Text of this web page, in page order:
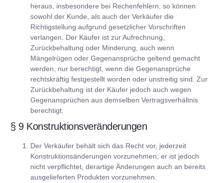
heraus, insbesondere bei Rechenfehlern, so können
sowohl der Kunde, als auch der Verkäufer die
Richtigstellung aufgrund gesetzlicher Vorschriften
verlangen. Der Käufer ist zur Aufrechnung,
Zurückbehaltung oder Minderung, auch wenn
Mängelrügen oder Gegenansprüche geltend gemacht
werden, nur berechtigt, wenn die Gegenansprüche
rechtskräftig festgestellt worden oder unstreitig sind. Zur
Zurückbehaltung ist der Käufer jedoch auch wegen
Gegenansprüchen aus demselben Vertragsverhältnis
berechtigt.
§ 9 Konstruktionsveränderungen
Der Verkäufer behält sich das Recht vor, jederzeit
Konstruktionsänderungen vorzunehmen; er ist jedoch
nicht verpflichtet, derartige Änderungen auch an bereits
ausgelieferten Produkten vorzunehmen.